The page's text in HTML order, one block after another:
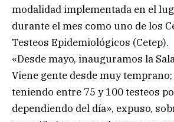
modalidad implementada en el
durante el mes como uno de los
Testeos Epidemiológicos (Cetep).
«Desde mayo, inauguramos la
Viene gente desde muy
teniendo entre 75 y 100 testeos
dependiendo del día», expuso,